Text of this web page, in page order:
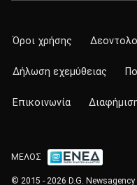
Όροι χρήσης
Δήλωση εχεμύθειας
Επικοινωνία
ΜΕΛΟΣ
© 2015 - 2026 D.G.